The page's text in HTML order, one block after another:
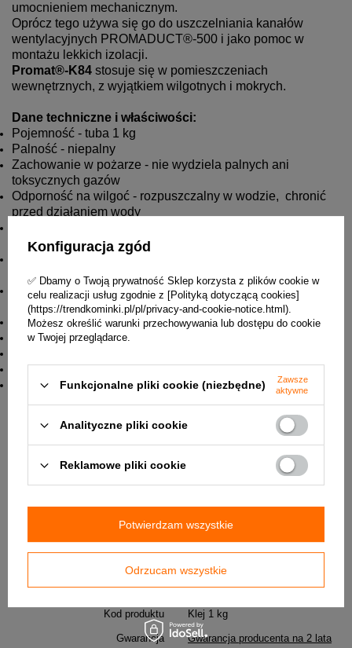
umocnieniem mechanicznym.
Oprócz tego używa się go do uszczelniania kanałów
wentylacyjnych PROMADUCT®-500 i jako pomoc w
montażu lekkich izolacji.
Promat®-K84 stosuje się w pomieszczeniach
wewnętrznych, z wyjątkiem wilgotnych i mokrych.
Dane techniczne i właściwości:
Pojemność - tuba 1 kg
Palność - niepalny
Zachowanie w pożarze - nie wydziela palnych ani
toksycznych gazów
Odporność na wilgoć - rozpuszczalny w wodzie, chronić
przed działaniem wody
powierzchni)
Czas otwarty- ok. 3 do 8 minut (w zależności od
temperatury, wilgotności oraz nasiąkliwości materiału) -
Magazynowanie - przechowywać w temperaturze powyżej
+5 °C
Czas przechowywania - ok. 6 miesięcy
Kolor - szary
Czas wiązania 8 h ± 1
Forma dostawcza - opakowanie z tworzywa sztucznego
✅ W załączniku znajduje się karta techniczna produktu.
Parametry techniczne
Producent Promat
Kod produktu Klej 1 kg
Gwarancja Gwarancja producenta na 2 lata
Konfiguracja zgód
✅ Dbamy o Twoją prywatność Sklep korzysta z plików cookie w
celu realizacji usług zgodnie z [Polityką dotyczącą cookies]
(https://trendkominki.pl/pl/privacy-and-cookie-notice.html).
Możesz określić warunki przechowywania lub dostępu do cookie
w Twojej przeglądarce.
Funkcjonalne pliki cookie (niezbędne)
Zawsze
aktywne
Analityczne pliki cookie
Reklamowe pliki cookie
Odrzucam wszystkie
Potwierdzam wszystkie